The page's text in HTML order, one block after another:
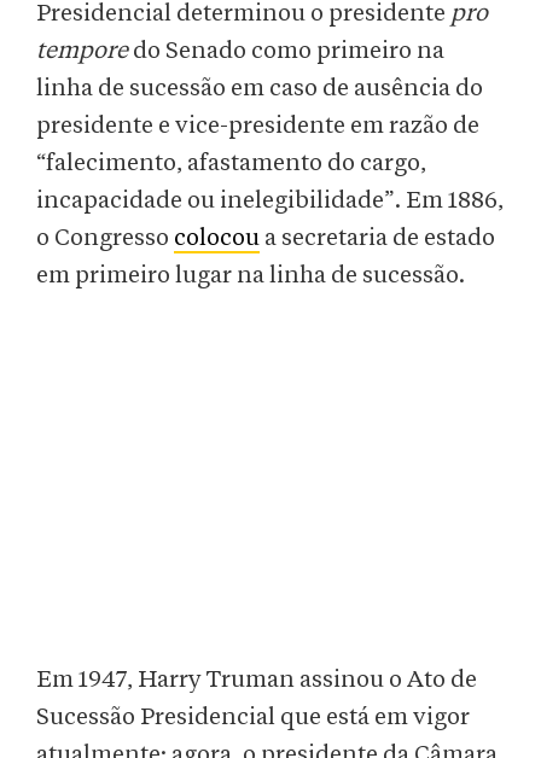
Presidencial determinou o presidente pro
temporedo Senado como primeiro na
linha de sucessão em caso de ausência do
presidente e vice-presidente em razão de
“falecimento, afastamento do cargo,
incapacidade ou inelegibilidade”. Em 1886,
o Congresso colocou a secretaria de estado
em primeiro lugar na linha de sucessão.
Em 1947, Harry Truman assinou o Ato de
Sucessão Presidencial que está em vigor